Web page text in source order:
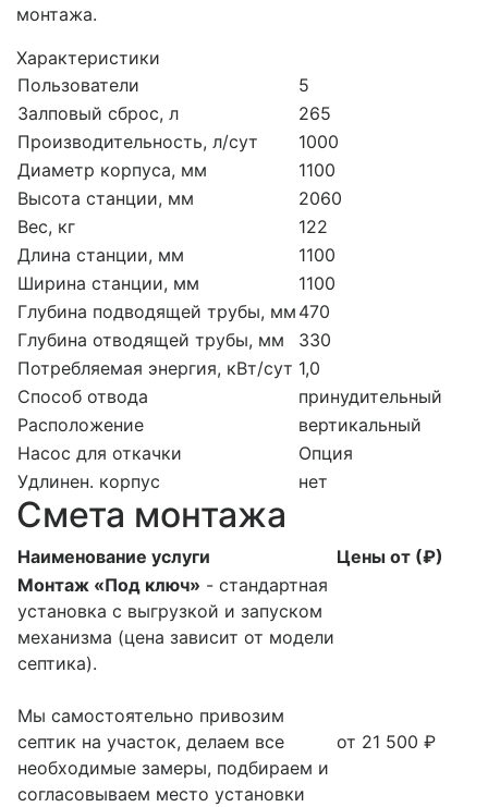
монтажа.
Характеристики
Пользователи
5
Залповый сброс, л
265
Производительность, л/сут
1000
Диаметр корпуса, мм
1100
Высота станции, мм
2060
Вес, кг
122
Длина станции, мм
1100
Ширина станции, мм
1100
Глубина подводящей трубы, мм 470
Глубина отводящей трубы, мм
330
Потребляемая энергия, кВт/сут 1,0
Способ отвода
принудительный
Расположение
вертикальный
Насос для откачки
Опция
Удлинен. корпус
нет
Смета монтажа
Наименование услуги
Цены от (₽)
Монтаж «Под ключ» - стандартная
установка с выгрузкой и запуском
механизма (цена зависит от модели
септика).
Мы самостоятельно привозим
септик на участок, делаем все
необходимые замеры, подбираем и
согласовываем место установки
от 21 500 ₽